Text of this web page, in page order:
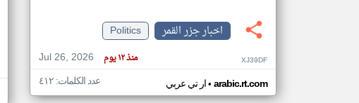
اخبار جزر القمر
Politics
Jul 26, 2026
منذ ١٢ يوم XJ39DF
ار تي عربي• arabic.rt.com عدد الكلمات: ٤١٢